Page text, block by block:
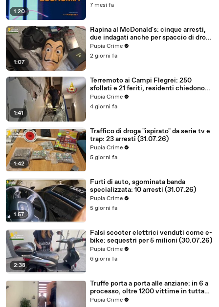
1:20
7 mesi fa
1:07
Rapina al McDonald's: cinque arresti,
due indagati anche per spaccio di droga
(03.08.26)
Pupia Crime
2 giorni fa
1:41
Terremoto ai Campi Flegrei: 250
sfollati e 21 feriti, residenti chiedono
certezze sul futuro (01.08.26)
Pupia Crime
4 giorni fa
1:42
Traffico di droga "ispirato" da serie tv e
trap: 23 arresti (31.07.26)
Pupia Crime
5 giorni fa
1:57
Furti di auto, sgominata banda
specializzata: 10 arresti (31.07.26)
Pupia Crime
5 giorni fa
2:38
Falsi scooter elettrici venduti come e-
bike: sequestri per 5 milioni (30.07.26)
Pupia Crime
6 giorni fa
Truffe porta a porta alle anziane: in 6 a
processo, oltre 1200 vittime in tutta
Italia (30.07.26)
Pupia Crime